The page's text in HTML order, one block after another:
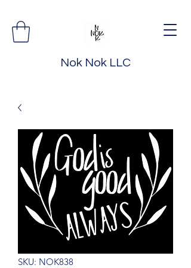
Nok Nok LLC
SKU: NOK838